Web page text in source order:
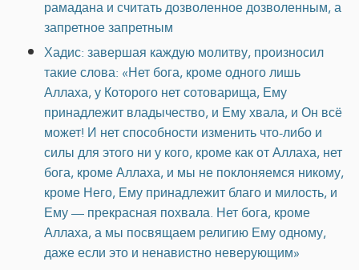
рамадана и считать дозволенное дозволенным, а
запретное запретным
Хадис: завершая каждую молитву, произносил
такие слова: «Нет бога, кроме одного лишь
Аллаха, у Которого нет сотоварища, Ему
принадлежит владычество, и Ему хвала, и Он всё
может! И нет способности изменить что-либо и
силы для этого ни у кого, кроме как от Аллаха, нет
бога, кроме Аллаха, и мы не поклоняемся никому,
кроме Него, Ему принадлежит благо и милость, и
Ему — прекрасная похвала. Нет бога, кроме
Аллаха, а мы посвящаем религию Ему одному,
даже если это и ненавистно неверующим»